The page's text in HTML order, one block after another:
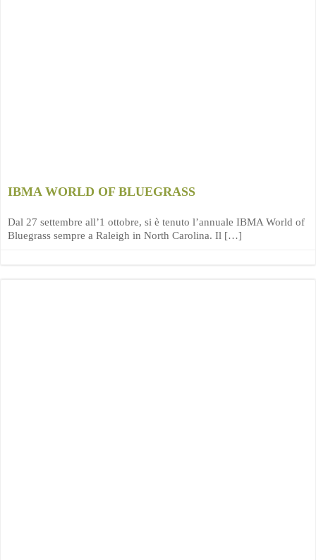
IBMA WORLD OF BLUEGRASS
Dal 27 settembre all’1 ottobre, si è tenuto l’annuale IBMA World of
Bluegrass sempre a Raleigh in North Carolina. Il […]